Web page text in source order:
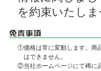
を約束いたし
①価格は常に変動します。商
はできません。
②当社ホームページにて稀に